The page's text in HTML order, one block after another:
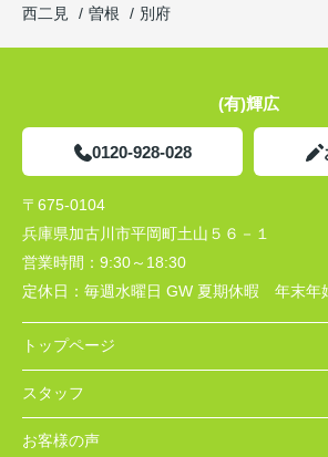
西二見
曽根 別府
(有)輝広
0120-928-028
〒675-0104
兵庫県加古川市平岡町土山５６－１
営業時間： 9:30～18:30
定休日： 毎週水曜日 GW 夏期休暇 年末年
トップページ
スタッフ
お客様の声